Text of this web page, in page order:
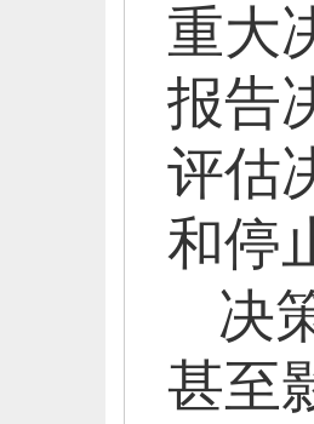
重大
报告
评估
和停
决
甚至